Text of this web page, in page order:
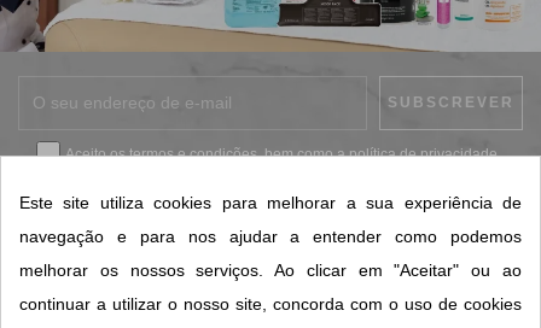
Aceito ostermos e condições, bem como apolítica de privacidade.
CONTACTOS SORISA
Este site utiliza cookies para melhorar a sua experiência de
navegação e para nos ajudar a entender como podemos
melhorar os nossos serviços. Ao clicar em "Aceitar" ou ao
continuar a utilizar o nosso site, concorda com o uso de cookies